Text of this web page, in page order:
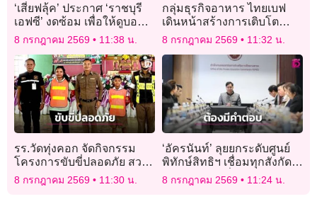
‘เสี่ยฟลุ้ค’ ประกาศ ‘ราชบุรี
เอฟซี’ งดซ้อม เพื่อให้ดูบอล
โลก
8 กรกฎาคม 2569 11:38 น.
กลุ่มธุรกิจอาหาร ไทยเบฟ
เดินหน้าสร้างการเติบโต
พร้อมขยายศักยภาพอาหาร
สำเร็จรูปฯ สู่ตลาดโลก
8 กรกฎาคม 2569 11:32 น.
รร.วัดทุ่งคอก จัดกิจกรรม
โครงการขับขี่ปลอดภัย สวม
หมวกนิรภัย ลดอันตราย
อุบัติเหตุทางถนน
8 กรกฎาคม 2569 11:30 น.
‘อัครนันท์’ ลุยยกระดับศูนย์
พิทักษ์สิทธิฯ เชื่อมทุกสังกัด
ร้องเรียน 24 ชั่วโมง วัดผลทุก
เคสด้วย KPI
8 กรกฎาคม 2569 11:24 น.